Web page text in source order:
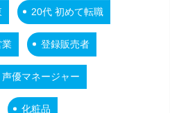
20代 初めて転職
業 登録販売者
声優マネージャー
化粧品